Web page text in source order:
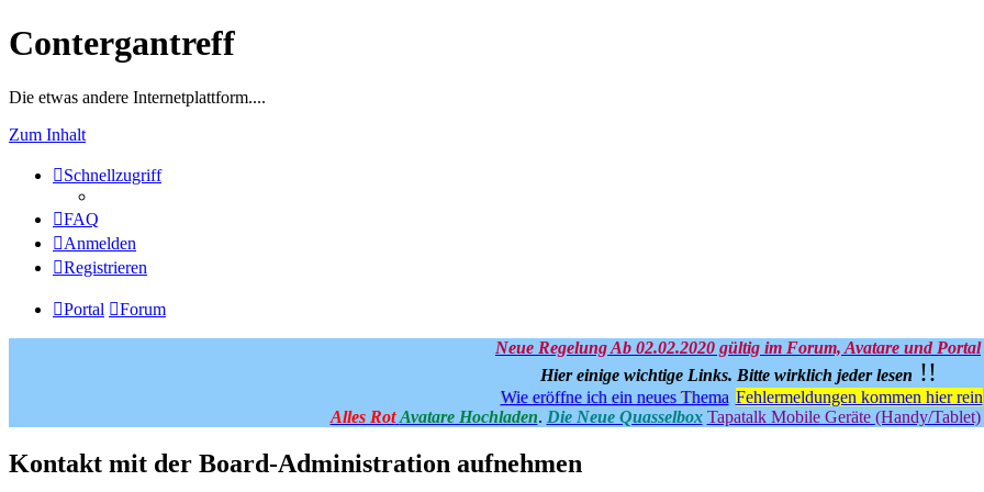
Contergantreff
Die etwas andere Internetplattform....
Zum Inhalt
Schnellzugriff
FAQ
Anmelden
Registrieren
Portal Forum
Neue Regelung Ab 02.02.2020 gültig im Forum, Avatare und Portal
Hier einige wichtige Links. Bitte wirklich jeder lesen !!
Wie eröffne ich ein neues Thema Fehlermeldungen kommen hier rein
Alles Rot Avatare Hochladen. Die Neue Quasselbox Tapatalk Mobile Geräte (Handy/Tablet)
Kontakt mit der Board-Administration aufnehmen